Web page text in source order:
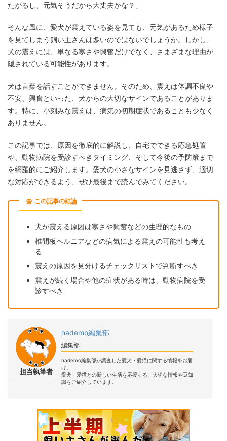
たがるし、元気そうだから大丈夫かな？」
そんな風に、愛犬が震えている姿を見ても、元気があるため様子
を見てしまう飼い主さんは多いのではないでしょうか。しかし、
犬の震えには、単なる寒さや興奮だけでなく、さまざまな理由が
隠されている可能性があります。
犬は言葉を話すことができません。そのため、震えは体調不良や
不安、興奮といった、犬からの大切なサインであることがありま
す。特に、小刻みな震えは、病気の初期症状であることも少なく
ありません。
この記事では、原因を徹底的に解説し、自宅でできる応急処置
や、動物病院を受診すべきタイミング、そして今後の予防策まで
を網羅的にご紹介します。愛犬の小さなサインを見逃さず、適切
な対応ができるよう、ぜひ最後まで読んでみてください。
この記事の結論
犬が震える原因は寒さや興奮などの生理的なもの
椎間板ヘルニアなどの病気による震えの可能性も考え
る
震えの原因を見分けるチェックリストで判断すべき
震えが続く場合や他の症状がある時は、動物病院を受
診すべき
担当執筆者
nademo編集部
編集部
nademo編集部が調査した愛犬・愛猫に関する情報をお届
け。
愛犬・愛猫との新しい生活を応援する、大切な情報や豆知
識をご紹介しています。